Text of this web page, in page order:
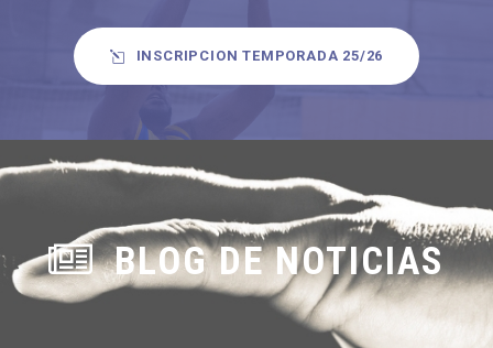
INSCRIPCION TEMPORADA 25/26
BLOG DE NOTICIAS